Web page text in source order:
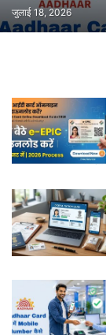
जुलाई 18, 2026